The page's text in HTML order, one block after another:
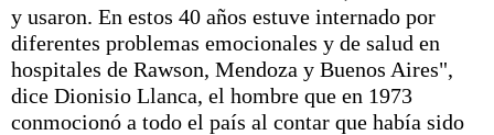
Básquetbol
Fútbol
Federal A
Arte y cultura
Aplausos
y usaron. En estos 40 años estuve internado por
diferentes problemas emocionales y de salud en
hospitales de Rawson, Mendoza y Buenos Aires",
dice Dionisio Llanca, el hombre que en 1973
conmocionó a todo el país al contar que había sido